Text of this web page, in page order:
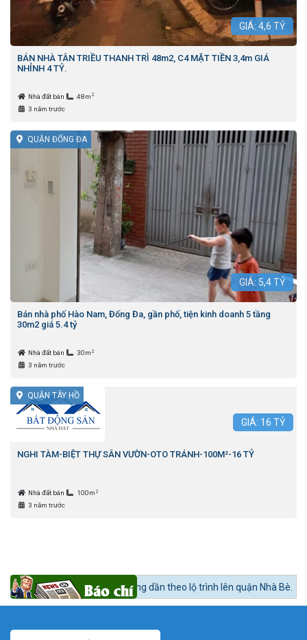
GIÁ: 4,6 TỶ
BÁN NHÀ TÂN TRIỀU THANH TRÌ 48m2, C4 MẶT TIỀN 3,4m GIÁ
NHỈNH 4 TỶ.
Nhà đất bán 48m 2
3 năm trước
QUẬN ĐỐNG ĐA
GIÁ: 5,4TỶ
Bán nhà phố Hào Nam, Đống Đa, gần phố, tiện kinh doanh 5 tầng
30m2 giá 5.4 tỷ
Nhà đất bán 30m 2
3 năm trước
QUẬN TÂY HỒ
GIÁ: 16 TỶ
NGHI TÀM-BIỆT THỰ SÂN VƯỜN-OTO TRÁNH-100M²-16 TỶ
Nhà đất bán 100m 2
3 năm trước
sản khu Nam nóng dần theo lộ trình lên quận Nhà Bè.